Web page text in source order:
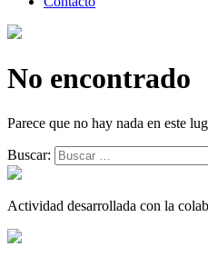
No encontrado
Parece que no hay nada en este
Buscar:
Actividad desarrollada con la